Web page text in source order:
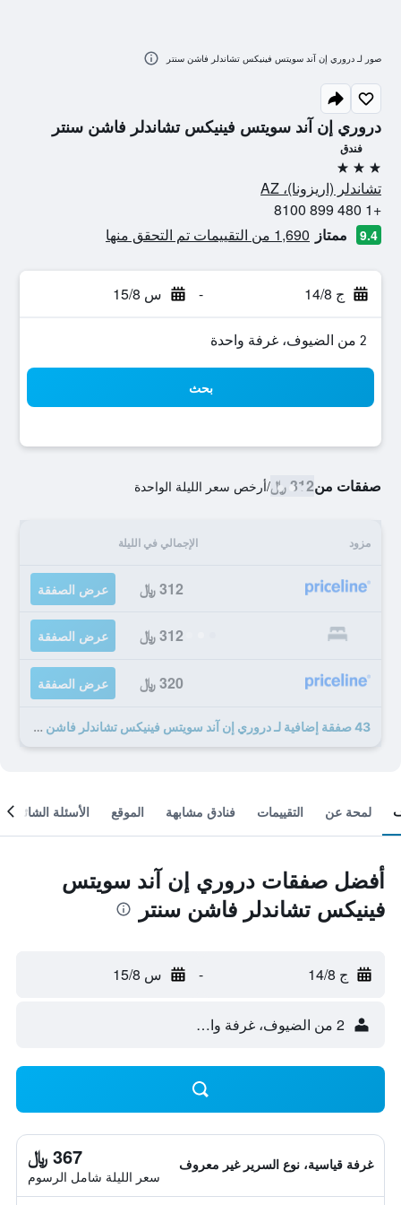
دروري إن آند سويتس فينيكس تشاندلر فاشن سنتر
فندق
3 نجوم
تشاندلر (اريزونا)، AZ
+1 480 899 8100
9.4 ممتاز 1,690 من التقييمات تم التحقق منها
ج 14/8 - س 15/8
2 من الضيوف، غرفة واحدة
بحث
صفقات من312 ﷼ /أرخص سعر الليلة الواحدة
مزود الإجمالي في الليلة
312 ﷼ عرض الصفقة
312 ﷼ عرض الصفقة
320 ﷼ عرض الصفقة
43 صفقة إضافية لـ دروري إن آند سويتس فينيكس تشاندلر فاشن سنتر
صور لـ دروري إن آند سويتس فينيكس تشاندلر فاشن سنتر
لمحة عن التقييمات فنادق مشابهة الموقع الأسئلة الشائعة
أفضل صفقات دروري إن آند سويتس
فينيكس تشاندلر فاشن سنتر
ج 14/8 - س 15/8
2 من الضيوف، غرفة واحدة
غرفة قياسية، نوع السرير غير معروف 367 ﷼
سعر الليلة شامل الرسوم